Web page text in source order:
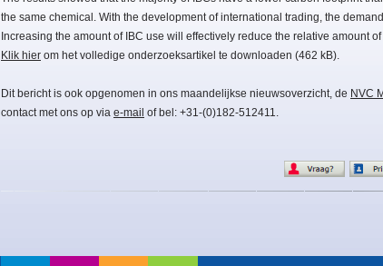
the same chemical. With the development of international trading, the
Increasing the amount of IBC use will effectively reduce the relative amount
Klik hier om het volledige onderzoeksartikel te downloaden (462 kB).
Dit bericht is ook opgenomen in ons maandelijkse nieuwsoverzicht, de NVC
contact met ons op via e-mail of bel: +31-(0)182-512411.